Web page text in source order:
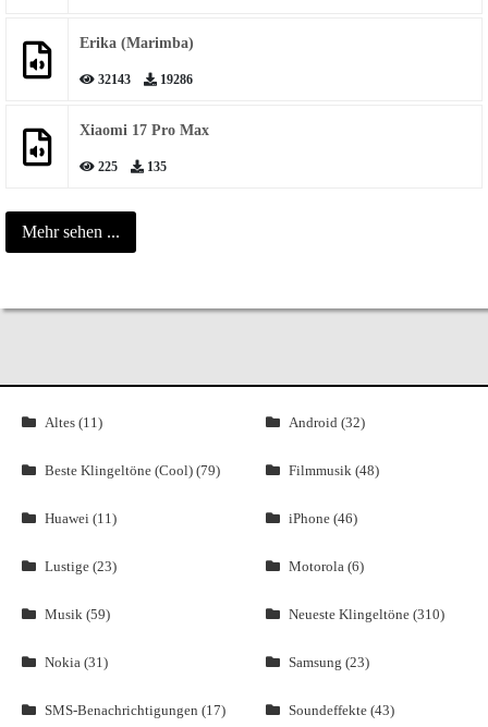
Erika (Marimba)
32143 19286
Xiaomi 17 Pro Max
225 135
Mehr sehen ...
Altes (11) Android (32)
Beste Klingeltöne (Cool) (79) Filmmusik (48)
Huawei (11) iPhone (46)
Lustige (23) Motorola (6)
Musik (59) Neueste Klingeltöne (310)
Nokia (31) Samsung (23)
SMS-Benachrichtigungen (17) Soundeffekte (43)